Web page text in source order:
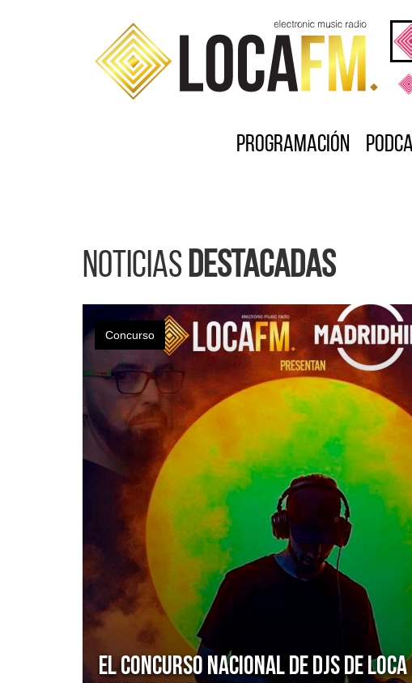
Programación
Noticiasdestacadas
El Concurso Nacional de DJs de Loca
Concurso